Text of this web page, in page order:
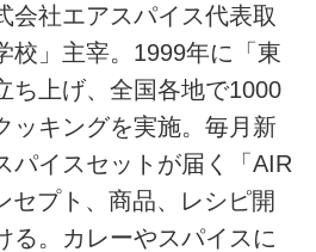
会社エアスパイス代表取
校」主宰。1999年に「東
ち上げ、全国各地で1000
ッキングを実施。毎月新
パイスセットが届く「AIR
セプト、商品、レシピ開
る。カレーやスパイスに